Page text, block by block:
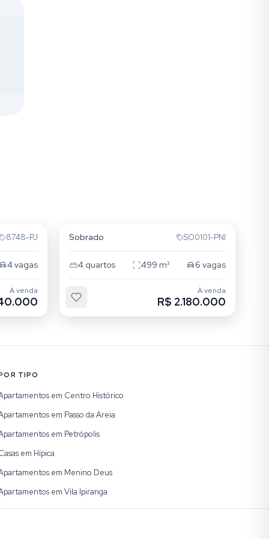
8748-PJ
4 vagas
À venda
Sobrado SO0101-PNI
4 quartos 499 m² 6 vagas
À venda
R$ 2.180.000
TIPO
em Centro Histórico
em Passo da Areia
em Petrópolis
em Hípica
em Menino Deus
em Vila Ipiranga